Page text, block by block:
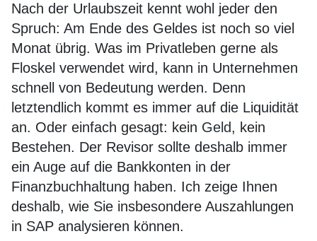
Nach der Urlaubszeit kennt wohl jeder den
Spruch: Am Ende des Geldes ist noch so viel
Monat übrig. Was im Privatleben gerne als
Floskel verwendet wird, kann in Unternehmen
schnell von Bedeutung werden. Denn
letztendlich kommt es immer auf die Liquidität
an. Oder einfach gesagt: kein Geld, kein
Bestehen. Der Revisor sollte deshalb immer
ein Auge auf die Bankkonten in der
Finanzbuchhaltung haben. Ich zeige Ihnen
deshalb, wie Sie insbesondere Auszahlungen
in SAP analysieren können.